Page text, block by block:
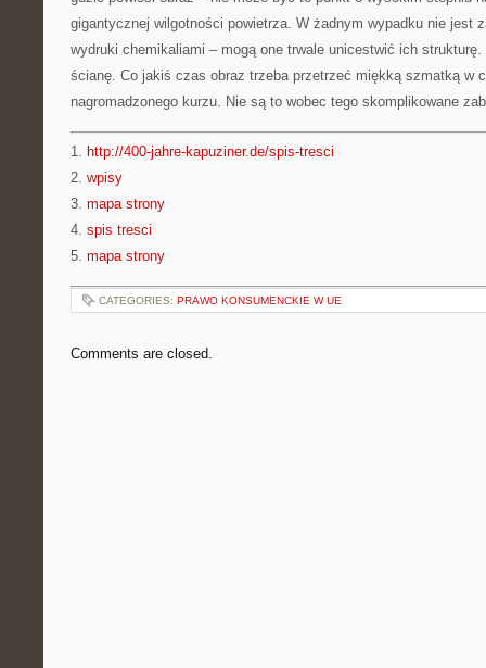
gigantycznej wilgotności powietrza. W żadnym wypadku nie jest
wydruki chemikaliami – mogą one trwale unicestwić ich
ścianę. Co jakiś czas obraz trzeba przetrzeć miękką szmatką w
nagromadzonego kurzu. Nie są to wobec tego skomplikowane
1. http://400-jahre-kapuziner.de/spis-tresci
2. wpisy
3. mapa strony
4. spis tresci
5. mapa strony
CATEGORIES: PRAWO KONSUMENCKIE W UE
Comments are closed.